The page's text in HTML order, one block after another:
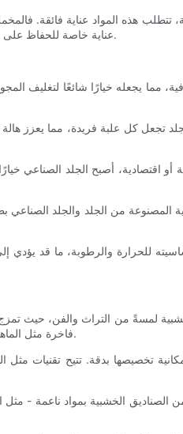
تتطلب هذه المواد عناية فائقة.
عناية خاصة للحفاظ على حالتها الأصلية. ومع ذلك، فإن ملمسها الفاخر وجاذبيتها الخالدة تجعلها خيارًا مفضلًا دائمًا للتغليف الفاخر، إذ تعكس إحساسًا بالحصرية والاهتمام بالتفاصيل.
مما يجعله خيارًا شائعًا لتغليف
تجعل كل علبة فريدة، مما يعزز
اقتصادية، أصبح الجلد الصناعي
المصنوعة من الجلد والجلد
للحرارة والرطوبة، ما قد يؤدي
لمسةً من التراث والفن، حيث تمزج
فاخرة مثل الماهوجني والكرز والبلوط والقيقب لصنع هذه الصناديق، حيث يُقدم كل نوع منها درجات ألوان فريدة وأنماط عروق تُجسّد الأناقة الريفية أو البساطة العصرية.
تخصيصها بدقة. تتيح تقنيات
الصناديق الخشبية بمواد ناعمة -